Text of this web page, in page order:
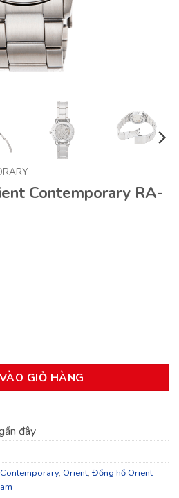
Contemporary RA-
RA-AC0E02S30B số lượng
GIỎ HÀNG
đây
Contemporary, Orient, Đồng hồ Orient